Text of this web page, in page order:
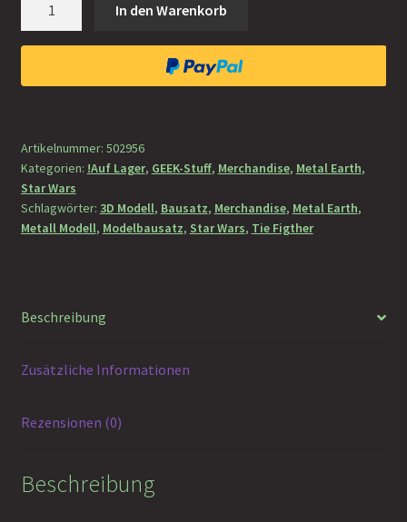
Iconx
WARS
In den Warenkorb
Artikelnummer: 502956
Kategorien: !Auf Lager, GEEK-Stuff, Merchandise, Metal Earth,
Star Wars
Schlagwörter: 3D Modell, Bausatz, Merchandise, Metal Earth,
Metall Modell, Modelbausatz, Star Wars, Tie Figther
Beschreibung
Zusätzliche Informationen
Rezensionen (0)
Beschreibung